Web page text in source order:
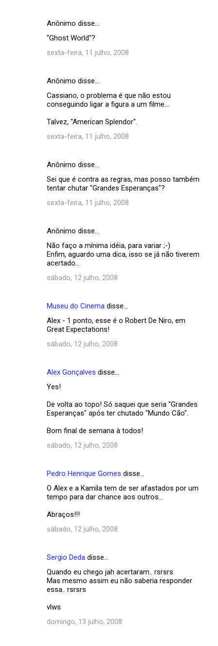
Anônimo disse…
"Ghost World"?
sexta-feira, 11 julho, 2008
Anônimo disse…
Cassiano, o problema é que não estou
conseguindo ligar a figura a um filme...
Talvez, "American Splendor".
sexta-feira, 11 julho, 2008
Anônimo disse…
Sei que é contra as regras, mas posso também
tentar chutar "Grandes Esperanças"?
sexta-feira, 11 julho, 2008
Anônimo disse…
Não faço a mínima idéia, para variar ;-)
Enfim, aguardo uma dica, isso se já não tiverem
acertado...
sábado, 12 julho, 2008
Museu do Cinema disse…
Alex - 1 ponto, esse é o Robert De Niro, em
Great Expectations!
sábado, 12 julho, 2008
Alex Gonçalves disse…
Yes!
De volta ao topo! Só saquei que seria "Grandes
Esperanças" após ter chutado "Mundo Cão".
Bom final de semana à todos!
sábado, 12 julho, 2008
Pedro Henrique Gomes disse…
O Alex e a Kamila tem de ser afastados por um
tempo para dar chance aos outros...
Abraços!!!
sábado, 12 julho, 2008
Sergio Deda disse…
Quando eu chego jah acertaram.. rsrsrs
Mas mesmo assim eu não saberia responder
essa.. rsrsrs
vlws
domingo, 13 julho, 2008